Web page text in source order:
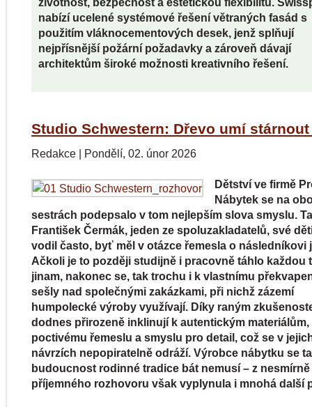
nabízí ucelené systémové řešení větraných fasád s
použitím vláknocementových desek, jenž splňují
nejpřísnější požární požadavky a zároveň dávají
architektům široké možnosti kreativního řešení.
Studio Schwestern: Dřevo umí
Redakce | Pondělí, 02. únor 2026
Dětství ve firmě
Nábytek se na
sestrách podepsalo v tom nejlepším slova smyslu.
František Čermák, jeden ze spoluzakladatelů, své
vodil často, byť měl v otázce řemesla o následníkovi
Ačkoli je to později studijně i pracovně táhlo každou
jinam, nakonec se, tak trochu i k vlastnímu
sešly nad společnými zakázkami, při nichž zázemí
humpolecké výroby využívají. Díky raným
dodnes přirozeně inklinují k autentickým materiálům,
poctivému řemeslu a smyslu pro detail, což se v
návrzích nepopiratelně odráží. Výrobce nábytku se
budoucnost rodinné tradice bát nemusí – z nesmírně
příjemného rozhovoru však vyplynula i mnohá další